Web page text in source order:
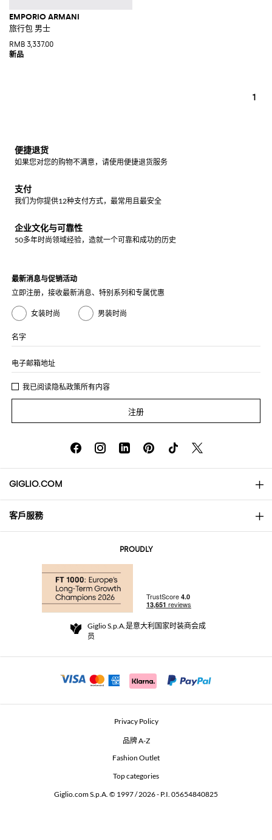
EMPORIO ARMANI
旅行包 男士
RMB 3,337.00
1
便捷退货
如果您对您的购物不满意，请使用便捷退货服务
支付
我们为你提供12种支付方式，最常用且最安全
企业文化与可靠性
50多年时尚领域经验，造就一个可靠和成功的历史
最新消息与促销活动
立即注册，接收最新消息、特别系列和专属优惠
女装时尚 男装时尚
名字
电子邮箱地址
我已阅读隐私政策所有内容
注册
GIGLIO.COM
About
Community Store
Beauty Seekers VIP Club
客戶服務
退货与退款
For a safe shopping experience
Security Communication
PROUDLY
Giglio S.p.A.是意大利国家时装商会成
员
Privacy Policy
品牌 A-Z
Fashion Outlet
Top categories
Giglio.com S.p.A. © 1997 / 2026 - P.I. 05654840825